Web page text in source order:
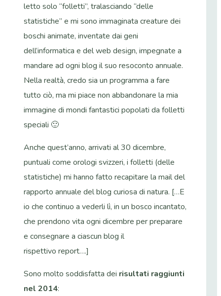
letto solo “folletti”, tralasciando “delle
statistiche” e mi sono immaginata creature dei
boschi animate, inventate dai geni
dell’informatica e del web design, impegnate a
mandare ad ogni blog il suo resoconto annuale.
Nella realtà, credo sia un programma a fare
tutto ciò, ma mi piace non abbandonare la mia
immagine di mondi fantastici popolati da folletti
speciali 🙂
Anche quest’anno, arrivati al 30 dicembre,
puntuali come orologi svizzeri, i folletti (delle
statistiche) mi hanno fatto recapitare la mail del
rapporto annuale del blog curiosa di natura. […E
io che continuo a vederli lì, in un bosco incantato,
che prendono vita ogni dicembre per preparare
e consegnare a ciascun blog il
rispettivo report….]
Sono molto soddisfatta dei risultati raggiunti
nel 2014: